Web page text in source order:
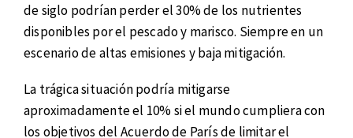
de siglo podrían perder el 30% de los nutrientes
disponibles por el pescado y marisco. Siempre en un
escenario de altas emisiones y baja mitigación.
La trágica situación podría mitigarse
aproximadamente el 10% si el mundo cumpliera con
los objetivos del Acuerdo de París de limitar el